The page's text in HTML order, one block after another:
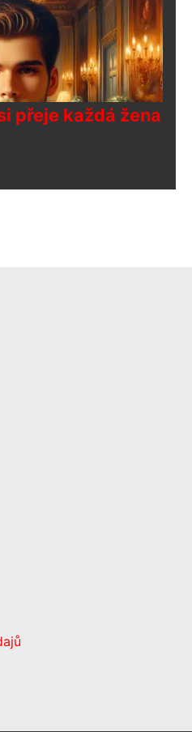
přeje každá žena